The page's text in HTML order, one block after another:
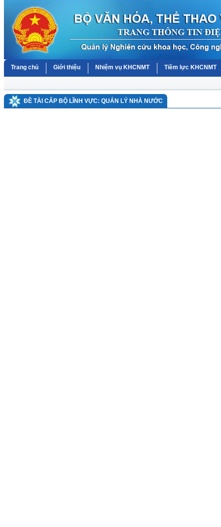
Trang chủ Giới thiệu Nhiệm vụ KHCNMT Tiềm lực KHCNMT
ĐỀ TÀI CẤP BỘ LĨNH VỰC: QUẢN LÝ NHÀ NƯỚC